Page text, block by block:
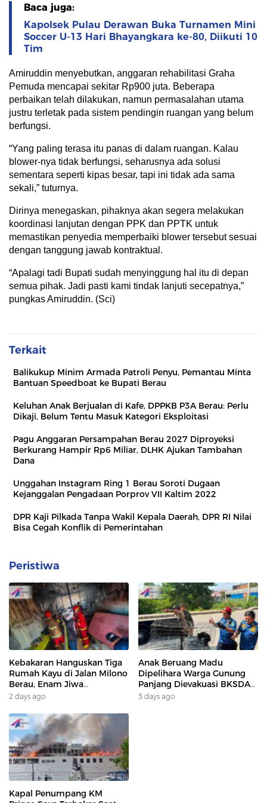
Baca juga:
Kapolsek Pulau Derawan Buka Turnamen Mini
Soccer U-13 Hari Bhayangkara ke-80, Diikuti 10
Tim
Amiruddin menyebutkan, anggaran rehabilitasi Graha
Pemuda mencapai sekitar Rp900 juta. Beberapa
perbaikan telah dilakukan, namun permasalahan utama
justru terletak pada sistem pendingin ruangan yang belum
berfungsi.
“Yang paling terasa itu panas di dalam ruangan. Kalau
blower-nya tidak berfungsi, seharusnya ada solusi
sementara seperti kipas besar, tapi ini tidak ada sama
sekali,” tuturnya.
Dirinya menegaskan, pihaknya akan segera melakukan
koordinasi lanjutan dengan PPK dan PPTK untuk
memastikan penyedia memperbaiki blower tersebut sesuai
dengan tanggung jawab kontraktual.
“Apalagi tadi Bupati sudah menyinggung hal itu di depan
semua pihak. Jadi pasti kami tindak lanjuti secepatnya,”
pungkas Amiruddin. (Sci)
Terkait
Balikukup Minim Armada Patroli Penyu, Pemantau Minta
Bantuan Speedboat ke Bupati Berau
Keluhan Anak Berjualan di Kafe, DPPKB P3A Berau: Perlu
Dikaji, Belum Tentu Masuk Kategori Eksploitasi
Pagu Anggaran Persampahan Berau 2027 Diproyeksi
Berkurang Hampir Rp6 Miliar, DLHK Ajukan Tambahan
Dana
Unggahan Instagram Ring 1 Berau Soroti Dugaan
Kejanggalan Pengadaan Porprov VII Kaltim 2022
DPR Kaji Pilkada Tanpa Wakil Kepala Daerah, DPR RI Nilai
Bisa Cegah Konflik di Pemerintahan
Peristiwa
Kebakaran Hanguskan Tiga
Rumah Kayu di Jalan Milono
Berau, Enam Jiwa
Terdampak
2 days ago
Anak Beruang Madu
Dipelihara Warga Gunung
Panjang Dievakuasi BKSDA
Dan DAMKAR
3 days ago
Kapal Penumpang KM